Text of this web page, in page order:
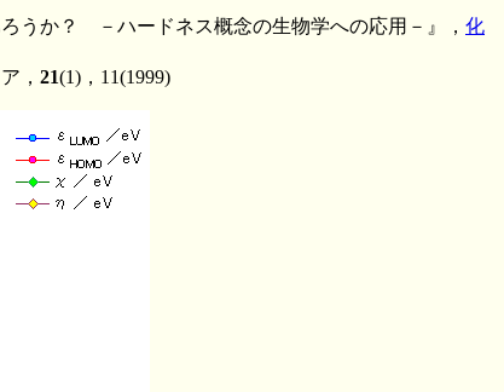
うか？ －ハードネス概念の生物学への応用－』， 化
， 21(1)，11(1999)